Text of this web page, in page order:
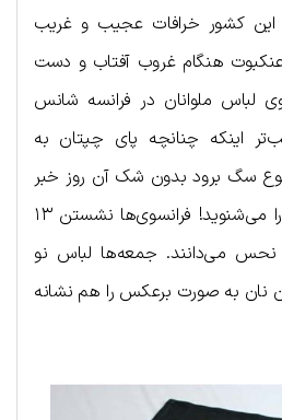
این کشور خرافات عجیب و غریب
عنکبوت هنگام غروب آفتاب و دست
لباس ملوانان در فرانسه شانس
اینکه چنانچه پای چپتان به
سگ برود بدون شک آن روز خبر
بسیار خوشحال کننده‌ای را می‌شنوید! فرانسوی‌ها نشستن ۱۳
نحس می‌دانند. جمعه‌ها لباس نو
نان به صورت برعکس را هم نشانه